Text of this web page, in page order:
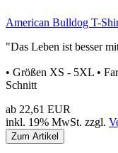
American Bulldog T-
"Das Leben ist besser
• Größen XS - 5XL •
Schnitt
ab 22,61 EUR
inkl. 19% MwSt. zzgl.
Zum Artikel